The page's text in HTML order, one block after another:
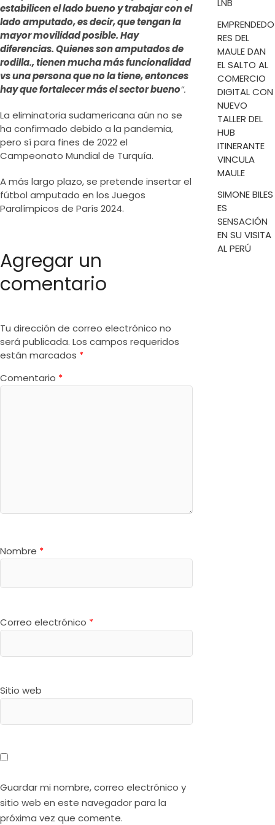
estabilicen el lado bueno y trabajar con el
lado amputado, es decir, que tengan la
mayor movilidad posible. Hay
diferencias. Quienes son amputados de
rodilla., tienen mucha más funcionalidad
vs una persona que no la tiene, entonces
hay que fortalecer más el sector bueno”.
La eliminatoria sudamericana aún no se
ha confirmado debido a la pandemia,
pero sí para fines de 2022 el
Campeonato Mundial de Turquía.
A más largo plazo, se pretende insertar el
fútbol amputado en los Juegos
Paralímpicos de París 2024.
Agregar un
comentario
Tu dirección de correo electrónico no
será publicada. Los campos requeridos
están marcados *
Comentario *
Nombre *
Correo electrónico *
Sitio web
Guardar mi nombre, correo electrónico y
sitio web en este navegador para la
próxima vez que comente.
LNB
EMPRENDEDO
RES DEL
MAULE DAN
EL SALTO AL
COMERCIO
DIGITAL CON
NUEVO
TALLER DEL
HUB
ITINERANTE
VINCULA
MAULE
SIMONE BILES
ES
SENSACIÓN
EN SU VISITA
AL PERÚ